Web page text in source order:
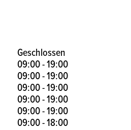
Geschlossen
09:00 - 19:00
09:00 - 19:00
09:00 - 19:00
09:00 - 19:00
09:00 - 19:00
09:00 - 18:00